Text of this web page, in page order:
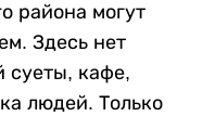
района могут
Здесь нет
суеты, кафе,
людей. Только